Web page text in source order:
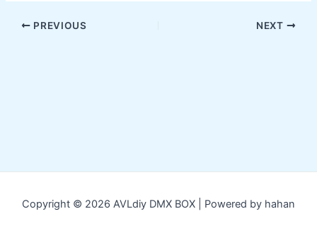
Post
PREVIOUS NEXT
Copyright © 2026 AVLdiy DMX BOX | Powered by hahan